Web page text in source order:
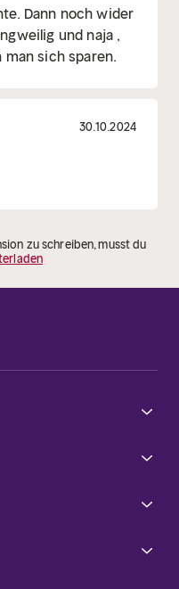
Dann noch wider
und naja ,
man sich sparen.
30.10.2024
zu schreiben, musst du